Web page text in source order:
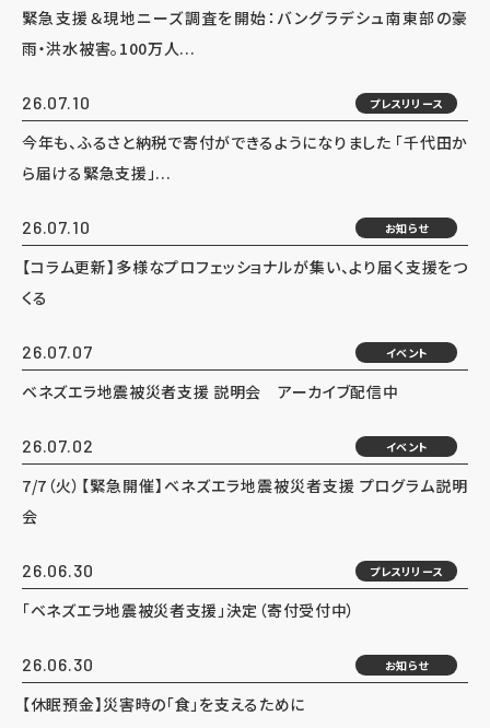
緊急支援＆現地ニーズ調査を開始：バングラデシュ南東部の豪
雨・洪水被害。100万人...
26.07.10 プレスリリース
今年も、ふるさと納税で寄付ができるようになりました 「千代田か
ら届ける緊急支援」...
26.07.10 お知らせ
【コラム更新】多様なプロフェッショナルが集い、より届く支援をつ
くる
26.07.07 イベント
ベネズエラ地震被災者支援 説明会 アーカイブ配信中
26.07.02 イベント
7/7（火）【緊急開催】ベネズエラ地震被災者支援 プログラム説明
会
26.06.30 プレスリリース
「ベネズエラ地震被災者支援」決定（寄付受付中）
26.06.30 お知らせ
【休眠預金】災害時の「食」を支えるために